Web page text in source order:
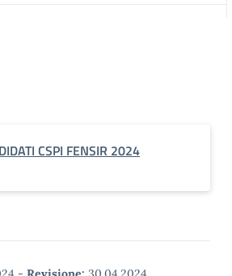
CSPI FENSIR 2024